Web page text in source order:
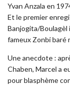
Yvan Anzala en
Et le premier
Banjogita/Boulagèl
fameux Zonbi baré
Une anecdote :
Chaben, Marcel a
pour blasphème